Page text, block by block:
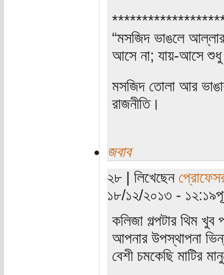
“মসজিদ ভাঙলে
আসে না; যায়-আসে শুধু
মসজিদ তোলা আর
রাজনীতি।
জবাব
২৮ | লিখেছেন
১৮/১২/২০১৩ -
কলিজা গল্পটার থিম
আপনার উপস্থাপনা
বেশী চমকেছি মাটির